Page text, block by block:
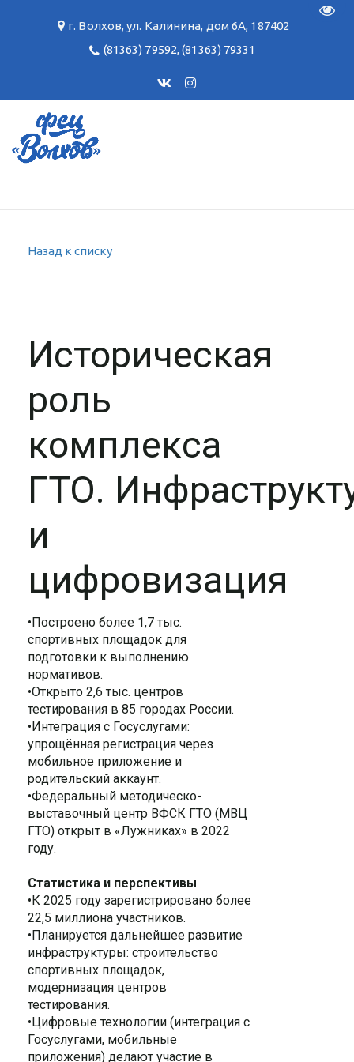
г. Волхов,ул. Калинина, дом 6А, 187402
(81363) 79592,(81363) 79331
Назад к списку
Историческая
роль
комплекса
ГТО.
и
цифровизация
•Построено более 1,7 тыс.
спортивных площадок для
подготовки к выполнению
нормативов.
•Открыто 2,6 тыс. центров
тестирования в 85 городах России.
•Интеграция с Госуслугами:
упрощённая регистрация через
мобильное приложение и
родительский аккаунт.
•Федеральный методическо-
выставочный центр ВФСК ГТО (МВЦ
ГТО) открыт в «Лужниках» в 2022
году.
Статистика и перспективы
•К 2025 году зарегистрировано более
22,5 миллиона участников.
•Планируется дальнейшее развитие
инфраструктуры: строительство
спортивных площадок,
модернизация центров
тестирования.
•Цифровые технологии (интеграция с
Госуслугами, мобильные
приложения) делают участие в